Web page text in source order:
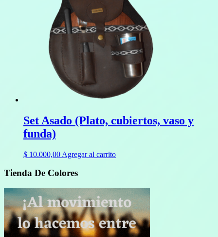
Set Asado (Plato, cubiertos, vaso y
funda)
$ 10.000,00 Agregar al carrito
Tienda De Colores